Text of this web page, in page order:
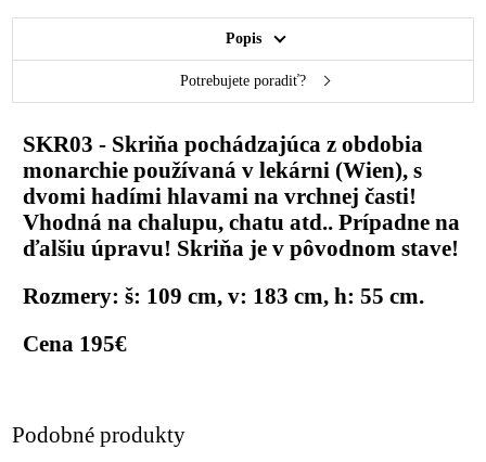
Popis
Potrebujete poradiť?
SKR03 - Skriňa pochádzajúca z obdobia
monarchie používaná v lekárni (Wien), s
dvomi hadími hlavami na vrchnej časti!
Vhodná na chalupu, chatu atd.. Prípadne na
ďalšiu úpravu! Skriňa je v pôvodnom stave!
Rozmery: š: 109 cm, v: 183 cm, h: 55 cm.
Cena 195€
Podobné produkty